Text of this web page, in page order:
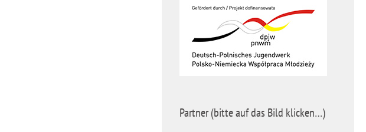
Partner (bitte auf das Bild klicken…)